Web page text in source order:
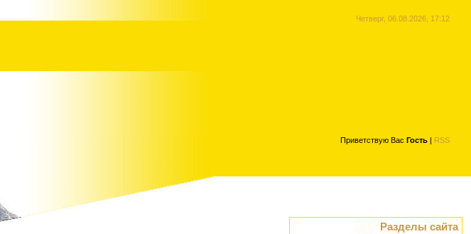
Четверг, 06.08.2026, 17:12
Приветствую Вас Гость | RSS
Разделы сайта